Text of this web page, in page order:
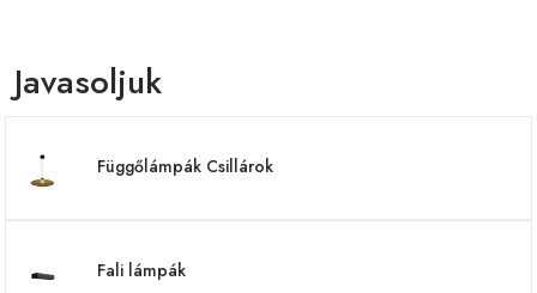
Javasoljuk
Függőlámpák Csillárok
Fali lámpák